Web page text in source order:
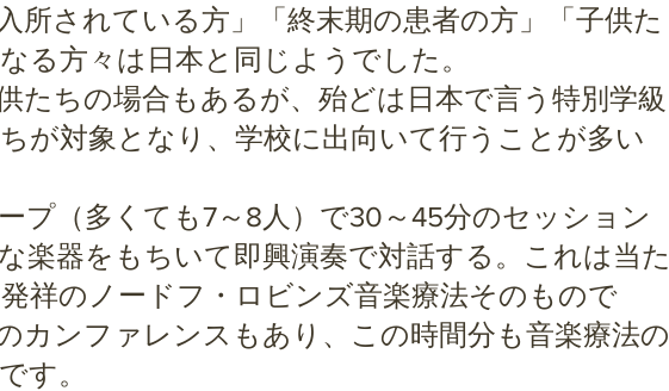
所されている方」「終末期の患者の方」「子供た
る方々は日本と同じようでした。
たちの場合もあるが、殆どは日本で言う特別学級
が対象となり、学校に出向いて行うことが多い
プ（多くても7～8人）で30～45分のセッション
楽器をもちいて即興演奏で対話する。これは当た
祥のノードフ・ロビンズ音楽療法そのもので
カンファレンスもあり、この時間分も音楽療法の
す。